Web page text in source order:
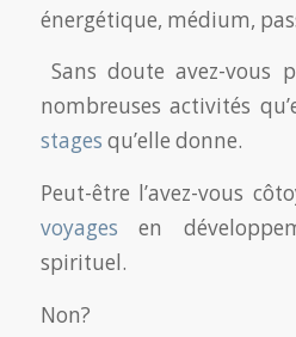
énergétique, médium,
Sans doute avez-vous
nombreuses activités
stages qu’elle donne.
Peut-être l’avez-vous
voyages en
spirituel.
Non?